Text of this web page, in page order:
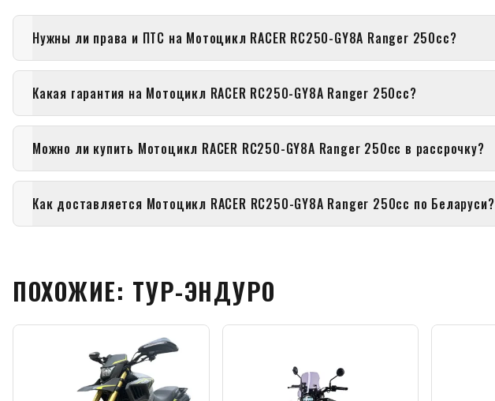
Нужны ли права и ПТС на Мотоцикл RACER RC250-GY8A Ranger 250cc?
Какая гарантия на Мотоцикл RACER RC250-GY8A Ranger 250cc?
Можно ли купить Мотоцикл RACER RC250-GY8A Ranger 250cc в рассрочку?
Как доставляется Мотоцикл RACER RC250-GY8A Ranger 250cc по Беларуси?
ПОХОЖИЕ: ТУР-ЭНДУРО